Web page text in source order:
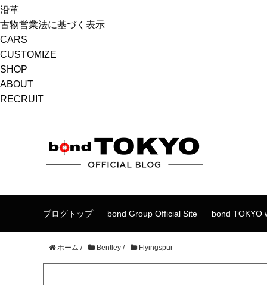
沿革
古物営業法に基づく表示
CARS
CUSTOMIZE
SHOP
ABOUT
RECRUIT
ブログトップ bond Group Official Site bond TOKYO
ホーム / Bentley / Flyingspur